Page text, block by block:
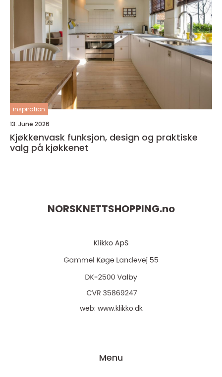
inspiration
13. June 2026
Kjøkkenvask funksjon, design og praktiske
valg på kjøkkenet
NORSKNETTSHOPPING.no
web: www.klikko.dk
Menu